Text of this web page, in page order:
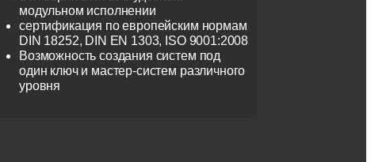
модульном исполнении
сертификация по европейским нормам
DIN 18252, DIN EN 1303, ISO 9001:2008
Возможность создания систем под
один ключ и мастер-систем различного
уровня